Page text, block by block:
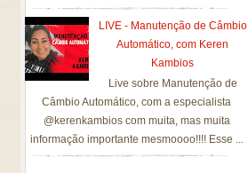
LIVE - Manutenção de Câmbio
Automático, com Keren
Kambios
Live sobre Manutenção de
Câmbio Automático, com a especialista
@kerenkambios com muita, mas muita
informação importante mesmoooo!!!! Esse ...